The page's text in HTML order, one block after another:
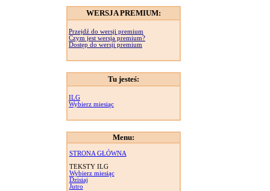
WERSJA PREMIUM:
Przejdź do wersji premium
Czym jest wersja premium?
Dostęp do wersji premium
Tu jesteś:
ILG
Wybierz miesiąc
Menu:
STRONA GŁÓWNA
TEKSTY ILG
Wybierz miesiąc
Dzisiaj
Jutro